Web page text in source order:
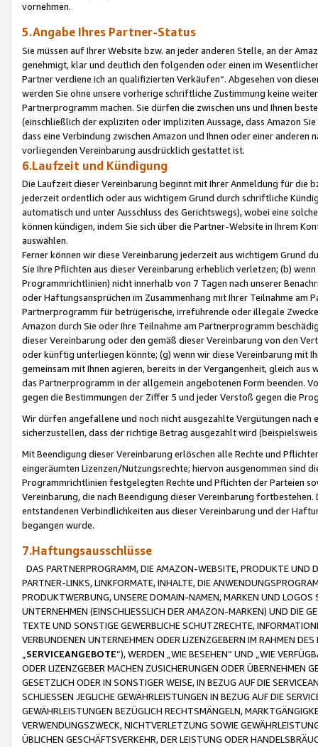
vornehmen.
5.Angabe Ihres Partner-Status
Sie müssen auf Ihrer Website bzw. an jeder anderen Stelle, an der
genehmigt, klar und deutlich den folgenden oder einen im
Partner verdiene ich an qualifizierten Verkäufen“. Abgesehen von
werden Sie ohne unsere vorherige schriftliche Zustimmung keine
Partnerprogramm machen. Sie dürfen die zwischen uns und Ihnen
(einschließlich der expliziten oder impliziten Aussage, dass Amazon
dass eine Verbindung zwischen Amazon und Ihnen oder einer
vorliegenden Vereinbarung ausdrücklich gestattet ist.
6.Laufzeit und Kündigung
Die Laufzeit dieser Vereinbarung beginnt mit Ihrer Anmeldung für die
jederzeit ordentlich oder aus wichtigem Grund durch schriftliche
automatisch und unter Ausschluss des Gerichtswegs), wobei eine
können kündigen, indem Sie sich über die Partner-Website in Ihrem
auswählen.
Ferner können wir diese Vereinbarung jederzeit aus wichtigem Grund
Sie Ihre Pflichten aus dieser Vereinbarung erheblich verletzen; (b)
Programmrichtlinien) nicht innerhalb von 7 Tagen nach unserer
oder Haftungsansprüchen im Zusammenhang mit Ihrer Teilnahme am
Partnerprogramm für betrügerische, irreführende oder illegale
Amazon durch Sie oder Ihre Teilnahme am Partnerprogramm
dieser Vereinbarung oder den gemäß dieser Vereinbarung von den
oder künftig unterliegen könnte; (g) wenn wir diese Vereinbarung mit
gemeinsam mit Ihnen agieren, bereits in der Vergangenheit, gleich
das Partnerprogramm in der allgemein angebotenen Form beenden.
gegen die Bestimmungen der Ziffer 5 und jeder Verstoß gegen die
Wir dürfen angefallene und noch nicht ausgezahlte Vergütungen
sicherzustellen, dass der richtige Betrag ausgezahlt wird
Mit Beendigung dieser Vereinbarung erlöschen alle Rechte und
eingeräumten Lizenzen/Nutzungsrechte; hiervon ausgenommen sind
Programmrichtlinien festgelegten Rechte und Pflichten der Parteien
Vereinbarung, die nach Beendigung dieser Vereinbarung
entstandenen Verbindlichkeiten aus dieser Vereinbarung und der
begangen wurde.
7.Haftungsausschlüsse
DAS PARTNERPROGRAMM, DIE AMAZON-WEBSITE, PRODUKTE UND
PARTNER-LINKS, LINKFORMATE, INHALTE, DIE
PRODUKTWERBUNG, UNSERE DOMAIN-NAMEN, MARKEN UND
UNTERNEHMEN (EINSCHLIESSLICH DER AMAZON-MARKEN) UND DIE
TEXTE UND SONSTIGE GEWERBLICHE SCHUTZRECHTE,
VERBUNDENEN UNTERNEHMEN ODER LIZENZGEBERN IM RAHMEN
SERVICEANGEBOTE“), WERDEN „WIE BESEHEN“ UND „WIE
ODER LIZENZGEBER MACHEN ZUSICHERUNGEN ODER ÜBERNEHMEN
GESETZLICH ODER IN SONSTIGER WEISE, IN BEZUG AUF DIE
SCHLIESSEN JEGLICHE GEWÄHRLEISTUNGEN IN BEZUG AUF DIE
GEWÄHRLEISTUNGEN BEZÜGLICH RECHTSMÄNGELN,
VERWENDUNGSZWECK, NICHTVERLETZUNG SOWIE
ÜBLICHEN GESCHÄFTSVERKEHR, DER LEISTUNG ODER